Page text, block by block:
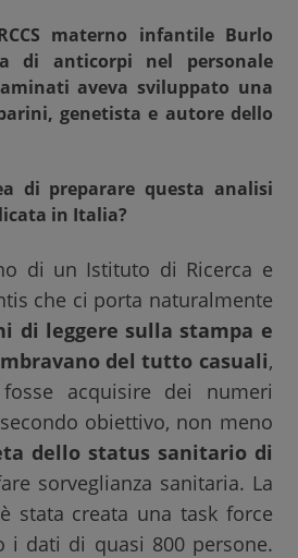
materno infantile Burlo
di anticorpi nel personale
aveva sviluppato una
genetista e autore dello
di preparare questa analisi
in Italia?
di un Istituto di Ricerca e
che ci porta naturalmente
di leggere sulla stampa e
del tutto casuali,
acquisire dei numeri
obiettivo, non meno
dello status sanitario di
sorveglianza sanitaria. La
stata creata una task force
i dati di quasi 800 persone.